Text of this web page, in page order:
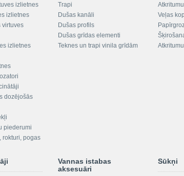
izlietnes
izlietnes
virtuves
izlietnes
dozējošās
piederumi
rokturi, pogas
Trapi
Dušas kanāli
Dušas profils
Dušas grīdas elementi
Teknes un trapi vinila grīdām
Veļas
Vannas istabas
aksesuāri
Sūkņi